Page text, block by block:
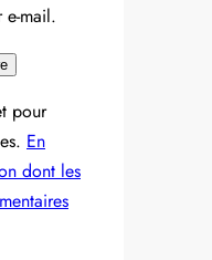
e-mail.
pour
En
dont les